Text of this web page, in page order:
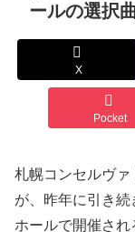
ールの選択
X
Pocket
札幌コンセルヴァ
が、昨年に引き
ホールで開催さ